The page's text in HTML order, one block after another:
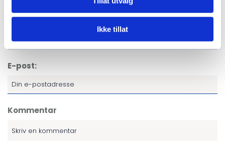
Ikke tillat
Navn
E-post:
Kommentar